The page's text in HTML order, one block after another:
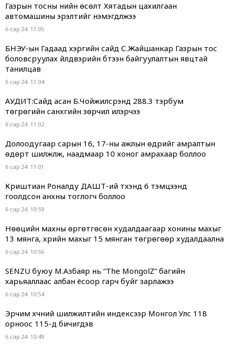
Газрын тосны үнийн өсөлт Хятадын цахилгаан
автомашины эрэлтийг нэмэгдүүлжээ
6 сар 24. 11:05
БНЭУ-ын Гадаад хэргийн сайд С.Жайшанкар Газрын тос
боловсруулах үйлдвэрийн бүтээн байгуулалтын явцтай
танилцав
6 сар 24. 11:04
АУДИТ:Сайд асан Б.Чойжилсүрэнд 288.3 тэрбум
төгрөгийн санхүүгийн зөрчил илэрчээ
6 сар 24. 11:02
Долоодугаар сарын 16, 17-ны ажлын өдрийг амралтын
өдөрт шилжүүлж, наадмаар 10 хоног амрахаар боллоо
6 сар 24. 11:01
Криштиан Роналду ДАШТ-ий түүхэнд 6 тэмцээнд
гоолдсон анхны тоглогч боллоо
6 сар 24. 10:59
Нөөцийн махны өргөтгөсөн худалдаагаар хонины махыг
13 мянга, үхрийн махыг 15 мянган төгрөгөөр худалдаална
6 сар 24. 10:56
SENZU буюу М.Азбаяр нь “The MongolZ” багийн
харьяаллаас албан ёсоор гарч буйг зарлажээ
6 сар 24. 10:54
Эрчим хүчний шилжилтийн индексээр Монгол Улс 118
орноос 115-д бичигдэв
6 сар 24. 10:49